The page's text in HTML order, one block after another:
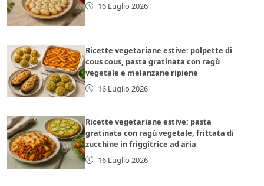
16 Luglio 2026
Ricette vegetariane estive: polpette di
cous cous, pasta gratinata con ragù
vegetale e melanzane ripiene
16 Luglio 2026
Ricette vegetariane estive: pasta
gratinata con ragù vegetale, frittata di
zucchine in friggitrice ad aria
16 Luglio 2026